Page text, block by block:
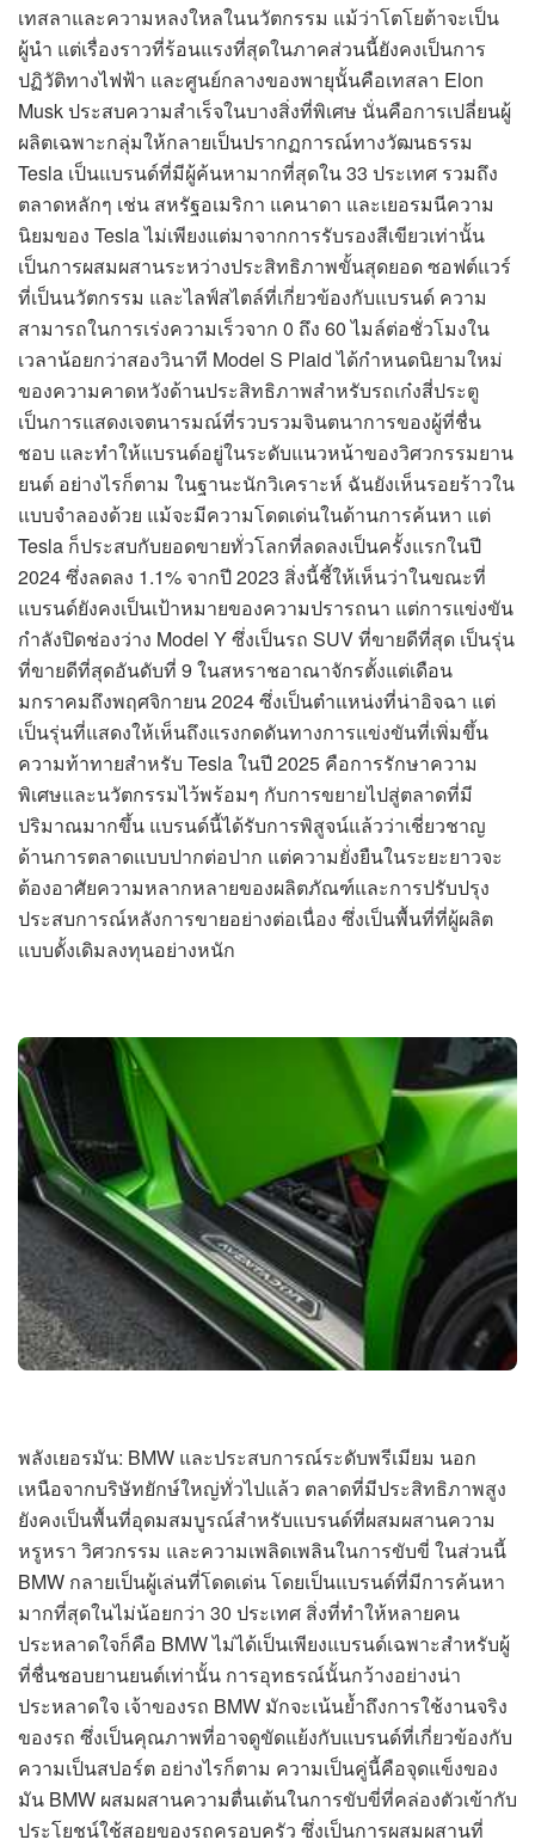
เทสลาและความหลงใหลในนวัตกรรม แม้ว่าโตโยต้าจะเป็น
ผู้นำ แต่เรื่องราวที่ร้อนแรงที่สุดในภาคส่วนนี้ยังคงเป็นการ
ปฏิวัติทางไฟฟ้า และศูนย์กลางของพายุนั้นคือเทสลา Elon
Musk ประสบความสำเร็จในบางสิ่งที่พิเศษ นั่นคือการเปลี่ยนผู้
ผลิตเฉพาะกลุ่มให้กลายเป็นปรากฏการณ์ทางวัฒนธรรม
Tesla เป็นแบรนด์ที่มีผู้ค้นหามากที่สุดใน 33 ประเทศ รวมถึง
ตลาดหลักๆ เช่น สหรัฐอเมริกา แคนาดา และเยอรมนีความ
นิยมของ Tesla ไม่เพียงแต่มาจากการรับรองสีเขียวเท่านั้น
เป็นการผสมผสานระหว่างประสิทธิภาพขั้นสุดยอด ซอฟต์แวร์
ที่เป็นนวัตกรรม และไลฟ์สไตล์ที่เกี่ยวข้องกับแบรนด์ ความ
สามารถในการเร่งความเร็วจาก 0 ถึง 60 ไมล์ต่อชั่วโมงใน
เวลาน้อยกว่าสองวินาที Model S Plaid ได้กำหนดนิยามใหม่
ของความคาดหวังด้านประสิทธิภาพสำหรับรถเก๋งสี่ประตู
เป็นการแสดงเจตนารมณ์ที่รวบรวมจินตนาการของผู้ที่ชื่น
ชอบ และทำให้แบรนด์อยู่ในระดับแนวหน้าของวิศวกรรมยาน
ยนต์ อย่างไรก็ตาม ในฐานะนักวิเคราะห์ ฉันยังเห็นรอยร้าวใน
แบบจำลองด้วย แม้จะมีความโดดเด่นในด้านการค้นหา แต่
Tesla ก็ประสบกับยอดขายทั่วโลกที่ลดลงเป็นครั้งแรกในปี
2024 ซึ่งลดลง 1.1% จากปี 2023 สิ่งนี้ชี้ให้เห็นว่าในขณะที่
แบรนด์ยังคงเป็นเป้าหมายของความปรารถนา แต่การแข่งขัน
กำลังปิดช่องว่าง Model Y ซึ่งเป็นรถ SUV ที่ขายดีที่สุด เป็นรุ่น
ที่ขายดีที่สุดอันดับที่ 9 ในสหราชอาณาจักรตั้งแต่เดือน
มกราคมถึงพฤศจิกายน 2024 ซึ่งเป็นตำแหน่งที่น่าอิจฉา แต่
เป็นรุ่นที่แสดงให้เห็นถึงแรงกดดันทางการแข่งขันที่เพิ่มขึ้น
ความท้าทายสำหรับ Tesla ในปี 2025 คือการรักษาความ
พิเศษและนวัตกรรมไว้พร้อมๆ กับการขยายไปสู่ตลาดที่มี
ปริมาณมากขึ้น แบรนด์นี้ได้รับการพิสูจน์แล้วว่าเชี่ยวชาญ
ด้านการตลาดแบบปากต่อปาก แต่ความยั่งยืนในระยะยาวจะ
ต้องอาศัยความหลากหลายของผลิตภัณฑ์และการปรับปรุง
ประสบการณ์หลังการขายอย่างต่อเนื่อง ซึ่งเป็นพื้นที่ที่ผู้ผลิต
แบบดั้งเดิมลงทุนอย่างหนัก
พลังเยอรมัน: BMW และประสบการณ์ระดับพรีเมียม นอก
เหนือจากบริษัทยักษ์ใหญ่ทั่วไปแล้ว ตลาดที่มีประสิทธิภาพสูง
ยังคงเป็นพื้นที่อุดมสมบูรณ์สำหรับแบรนด์ที่ผสมผสานความ
หรูหรา วิศวกรรม และความเพลิดเพลินในการขับขี่ ในส่วนนี้
BMW กลายเป็นผู้เล่นที่โดดเด่น โดยเป็นแบรนด์ที่มีการค้นหา
มากที่สุดในไม่น้อยกว่า 30 ประเทศ สิ่งที่ทำให้หลายคน
ประหลาดใจก็คือ BMW ไม่ได้เป็นเพียงแบรนด์เฉพาะสำหรับผู้
ที่ชื่นชอบยานยนต์เท่านั้น การอุทธรณ์นั้นกว้างอย่างน่า
ประหลาดใจ เจ้าของรถ BMW มักจะเน้นย้ำถึงการใช้งานจริง
ของรถ ซึ่งเป็นคุณภาพที่อาจดูขัดแย้งกับแบรนด์ที่เกี่ยวข้องกับ
ความเป็นสปอร์ต อย่างไรก็ตาม ความเป็นคู่นี้คือจุดแข็งของ
มัน BMW ผสมผสานความตื่นเต้นในการขับขี่ที่คล่องตัวเข้ากับ
ประโยชน์ใช้สอยของรถครอบครัว ซึ่งเป็นการผสมผสานที่